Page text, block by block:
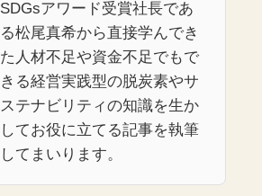
SDGsアワード受賞社長であ
る松尾真希から直接学んでき
た人材不足や資金不足でもで
きる経営実践型の脱炭素やサ
ステナビリティの知識を生か
してお役に立てる記事を執筆
してまいります。